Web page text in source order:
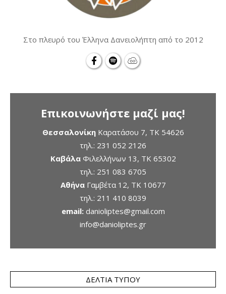
Στο πλευρό του Έλληνα Δανειολήπτη από το 2012
Επικοινωνήστε μαζί μας!
ΘεσσαλονίκηΚαρατάσου 7, TK 54626
τηλ.: 231 052 2126
ΚαβάλαΦιλελλήνων 13, ΤΚ 65302
τηλ.: 251 083 6705
ΑθήναΓαμβέτα 12, ΤΚ 10677
τηλ.: 211 410 8039
email: danioliptes@gmail.com
info@danioliptes.gr
ΔΕΛΤΊΑ ΤΎΠΟΥ